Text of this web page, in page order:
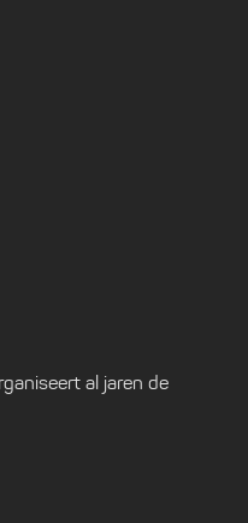
al jaren de